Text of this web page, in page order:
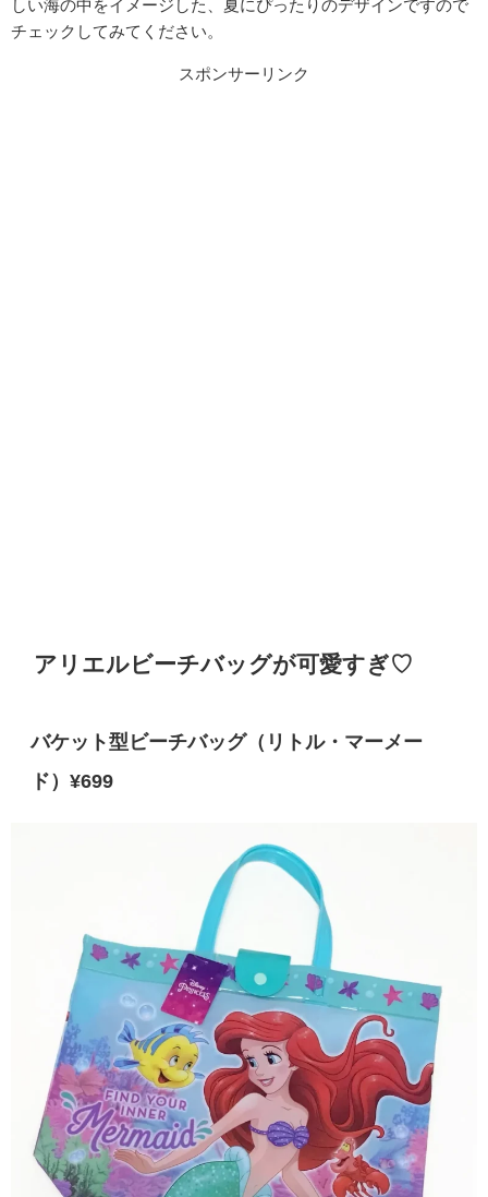
しい海の中をイメージした、夏にぴったりのデザインですので
チェックしてみてください。
スポンサーリンク
アリエルビーチバッグが可愛すぎ♡
バケット型ビーチバッグ（リトル・マーメー
ド）¥699